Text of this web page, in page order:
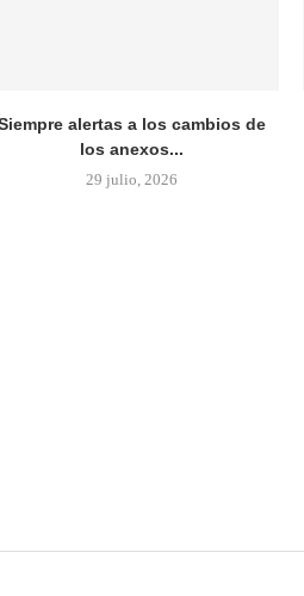
alertas a los cambios de
los anexos...
29 julio, 2026